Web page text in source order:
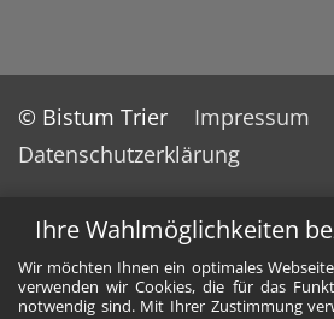
Ihre Wahlmöglichkeiten
Wir möchten Ihnen ein optimales
verwenden wir Cookies, die für das
notwendig sind. Mit Ihrer Zustimmung
© Bistum Trier
Impressum
Datenschutzerklärung